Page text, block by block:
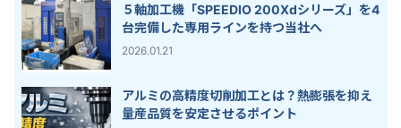
５軸加工機「SPEEDIO 200Xdシリーズ」を4
台完備した専用ラインを持つ当社へ
2026.01.21
アルミの高精度切削加工とは？熱膨張を抑え
量産品質を安定させるポイント